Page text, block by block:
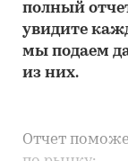
полный
увидите
мы подаем
из них.
Отчет